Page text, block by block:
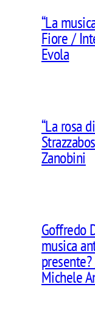
“La
Fiore /
Evola
“La rosa
Zanobini
Goffredo
musica
Michele